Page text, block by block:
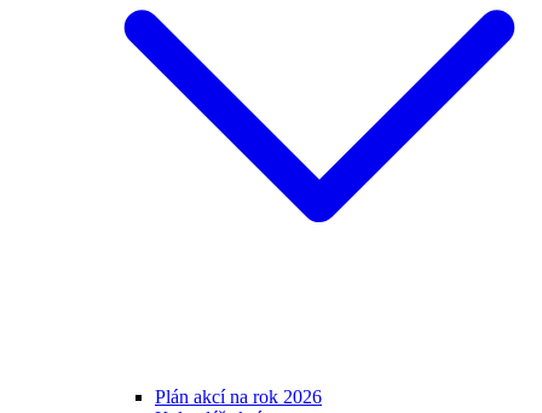
Plán akcí na rok 2026